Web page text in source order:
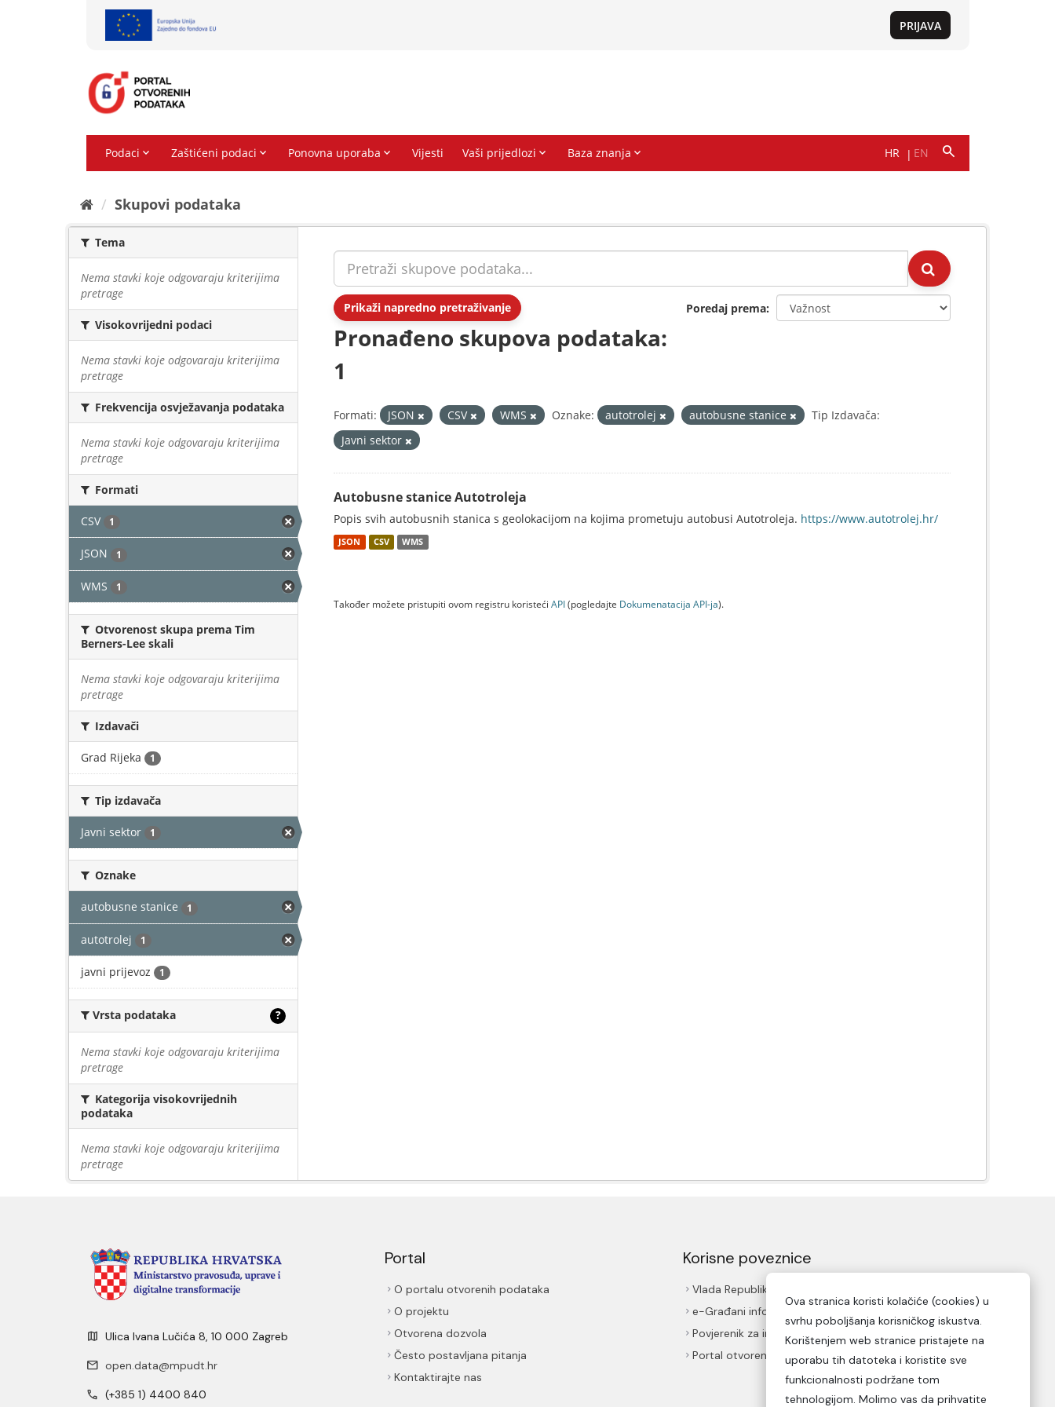
Skupovi podаtаkа
Tema
Nema stavki koje odgovaraju kriterijima
pretrage
Visokovrijedni podaci
Nema stavki koje odgovaraju kriterijima
pretrage
Frekvencija osvježavanja podataka
Nema stavki koje odgovaraju kriterijima
pretrage
Formati
CSV 1
JSON 1
WMS 1
Otvorenost skupa prema Tim
Berners-Lee skali
Nema stavki koje odgovaraju kriterijima
pretrage
Izdavači
Grad Rijeka 1
Tip izdavača
Javni sektor 1
Oznake
autobusne stanice 1
autotrolej 1
javni prijevoz 1
Vrsta podataka ?
Nema stavki koje odgovaraju kriterijima
pretrage
Kategorija visokovrijednih
podataka
Nema stavki koje odgovaraju kriterijima
pretrage
Prikaži napredno pretraživanje Poredaj prema
Pronađeno skupova podataka:
1
Formati: JSON CSV WMS Oznake: autotrolej autobusne stanice
Tip Izdavača:
Javni sektor
Autobusne stanice Autotroleja
Popis svih autobusnih stanica s geolokacijom na kojima prometuju autobusi Autotroleja. https://www.autotrolej.hr/
JSON CSV WMS
Također možete pristupiti ovom registru koristeći API(pogledajte Dokumenаtаcijа API-jа).